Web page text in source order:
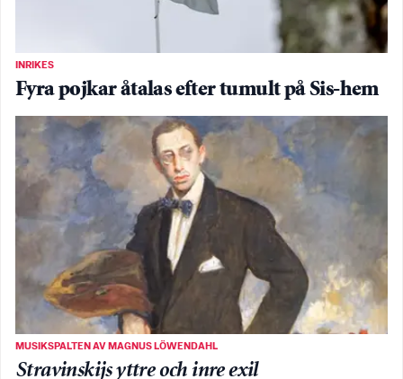
INRIKES
Fyra pojkar åtalas efter tumult på Sis-hem
MUSIKSPALTEN AV MAGNUS LÖWENDAHL
Stravinskijs yttre och inre exil